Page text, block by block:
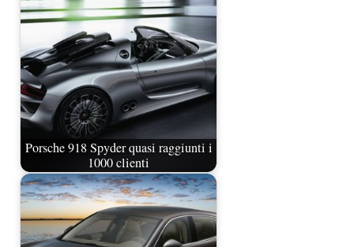
Porsche 918 Spyder quasi raggiunti i
1000 clienti